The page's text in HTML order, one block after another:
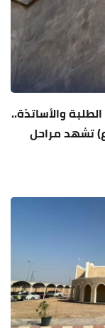
والأساتذة..
تشهد مراحل